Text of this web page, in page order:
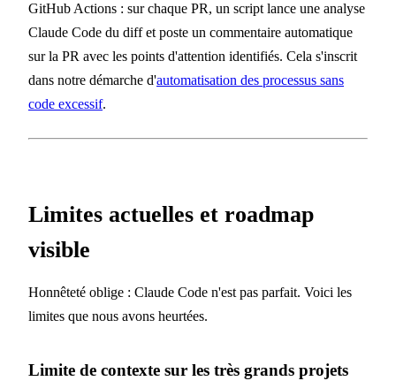
GitHub Actions : sur chaque PR, un script lance une analyse
Claude Code du diff et poste un commentaire automatique
sur la PR avec les points d'attention identifiés. Cela s'inscrit
dans notre démarche d'automatisation des processus sans
code excessif.
Limites actuelles et roadmap
visible
Honnêteté oblige : Claude Code n'est pas parfait. Voici les
limites que nous avons heurtées.
Limite de contexte sur les très grands projets